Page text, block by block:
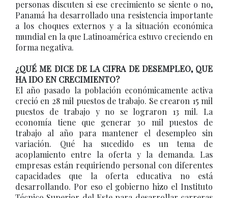
personas discuten si ese crecimiento se siente o no,
Panamá ha desarrollado una resistencia importante
a los choques externos y a la situación económica
mundial en la que Latinoamérica estuvo creciendo en
forma negativa.
¿QUÉ ME DICE DE LA CIFRA DE DESEMPLEO, QUE
HA IDO EN CRECIMIENTO?
El año pasado la población económicamente activa
creció en 28 mil puestos de trabajo. Se crearon 15 mil
puestos de trabajo y no se lograron 13 mil. La
economía tiene que generar 30 mil puestos de
trabajo al año para mantener el desempleo sin
variación. Qué ha sucedido es un tema de
acoplamiento entre la oferta y la demanda. Las
empresas están requiriendo personal con diferentes
capacidades que la oferta educativa no está
desarrollando. Por eso el gobierno hizo el Instituto